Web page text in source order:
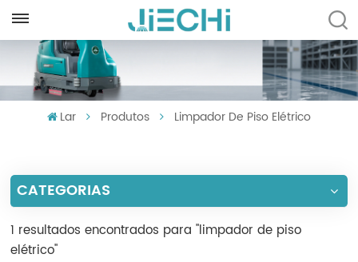
English
Français
Español
Português
Lar Produtos Limpador De Piso Elétrico
CATEGORIAS
1 resultados encontrados para "limpador de piso
elétrico"